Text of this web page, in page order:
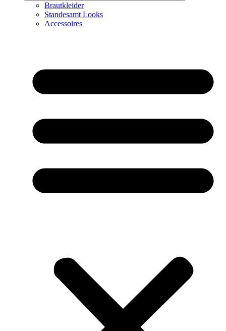
Brautkleider
Standesamt Looks
Accessoires